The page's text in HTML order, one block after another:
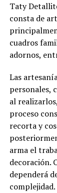
Taty
consta de
cuadros
adornos,
Las
personales,
al
proceso
recorta y
arma el
decoración.
dependerá
complejidad.